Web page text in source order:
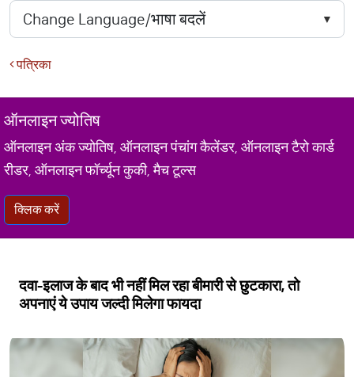
पत्रिका
ऑनलाइन ज्योतिष
ऑनलाइन अंक ज्योतिष, ऑनलाइन पंचांग कैलेंडर, ऑनलाइन टैरो कार्ड
रीडर, ऑनलाइन फॉर्च्यून कुकी, मैच टूल्स
क्लिक करें
दवा-इलाज के बाद भी नहीं मिल रहा बीमारी से छुटकारा, तो
अपनाएं ये उपाय जल्दी मिलेगा फायदा